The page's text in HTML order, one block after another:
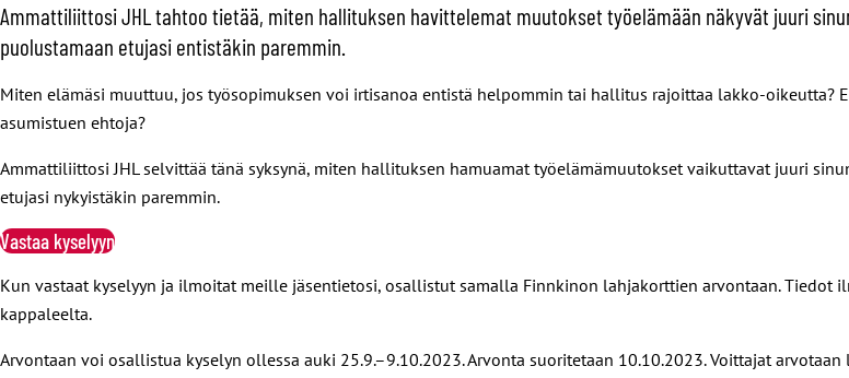
Ammattiliittosi JHL tahtoo tietää, miten hallituksen havittelemat muutokset työelämään näkyvät juuri
puolustamaan etujasi entistäkin paremmin.
Miten elämäsi muuttuu, jos työsopimuksen voi irtisanoa entistä helpommin tai hallitus rajoittaa lakko-
asumistuen ehtoja?
Ammattiliittosi JHL selvittää tänä syksynä, miten hallituksen hamuamat työelämämuutokset vaikuttavat juuri
etujasi nykyistäkin paremmin.
Vastaa kyselyyn
Kun vastaat kyselyyn ja ilmoitat meille jäsentietosi, osallistut samalla Finnkinon lahjakorttien arvontaan.
kappaleelta.
Arvontaan voi osallistua kyselyn ollessa auki 25.9.–9.10.2023. Arvonta suoritetaan 10.10.2023. Voittajat